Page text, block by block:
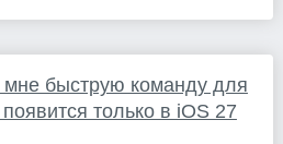
мне быструю команду для
только в iOS 27